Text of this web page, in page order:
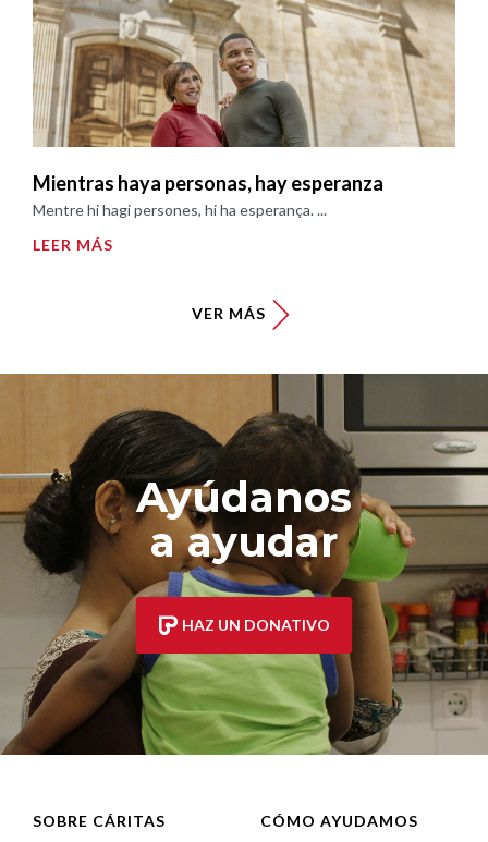
Mientras haya personas, hay esperanza
Mentre hi hagi persones, hi ha esperança. ...
LEER MÁS
VER MÁS
Ayúdanos
a ayudar
HAZ UN DONATIVO
SOBRE CÁRITAS CÓMO AYUDAMOS